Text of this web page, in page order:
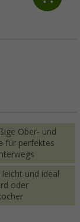
Ober- und
für perfektes
und ideal
oder